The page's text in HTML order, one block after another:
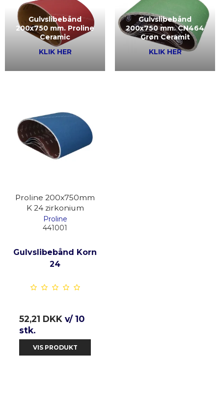
Gulvslibebånd
200x750 mm. Proline
Ceramic
KLIK HER
Gulvslibebånd
200x750 mm. CN464
Grøn Ceramit
KLIK HER
Proline 200x750mm
K 24 zirkonium
Proline
441001
Gulvslibebånd Korn
24
52,21 DKK v/ 10
stk.
VIS PRODUKT